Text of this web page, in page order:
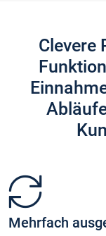
Clevere
Mehrfach